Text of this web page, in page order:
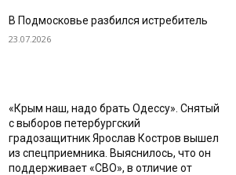
В Подмосковье разбился истребитель
23.07.2026
«Крым наш, надо брать Одессу». Снятый
с выборов петербургский
градозащитник Ярослав Костров вышел
из спецприемника. Выяснилось, что он
поддерживает «СВО», в отличие от